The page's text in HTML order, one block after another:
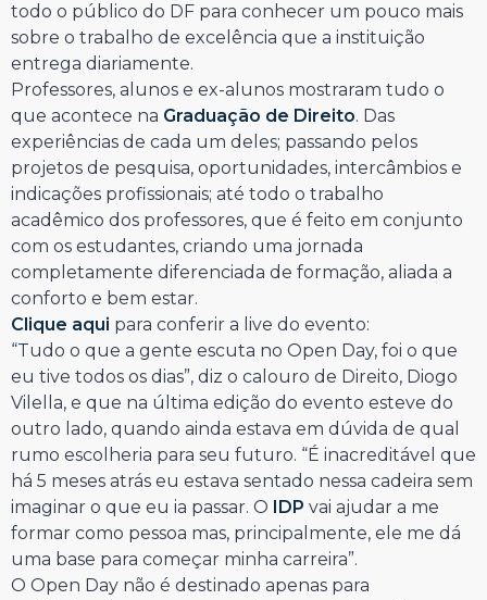
todo o público do DF para conhecer um pouco mais
sobre o trabalho de excelência que a instituição
entrega diariamente.
Professores, alunos e ex-alunos mostraram tudo o
que acontece na Graduação de Direito. Das
experiências de cada um deles; passando pelos
projetos de pesquisa, oportunidades, intercâmbios e
indicações profissionais; até todo o trabalho
acadêmico dos professores, que é feito em conjunto
com os estudantes, criando uma jornada
completamente diferenciada de formação, aliada a
conforto e bem estar.
Clique aqui para conferir a live do evento:
“Tudo o que a gente escuta no Open Day, foi o que
eu tive todos os dias”, diz o calouro de Direito, Diogo
Vilella, e que na última edição do evento esteve do
outro lado, quando ainda estava em dúvida de qual
rumo escolheria para seu futuro. “É inacreditável que
há 5 meses atrás eu estava sentado nessa cadeira sem
imaginar o que eu ia passar. O IDP vai ajudar a me
formar como pessoa mas, principalmente, ele me dá
uma base para começar minha carreira”.
O Open Day não é destinado apenas para